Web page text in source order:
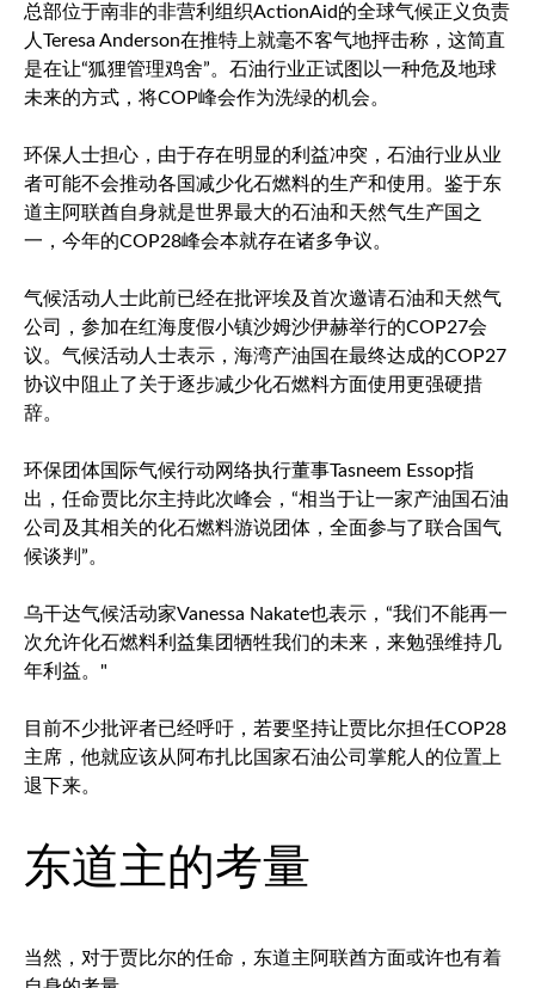
总部位于南非的非营利组织ActionAid的全球气候正义负责
人Teresa Anderson在推特上就毫不客气地抨击称，这简直
是在让“狐狸管理鸡舍”。石油行业正试图以一种危及地球
未来的方式，将COP峰会作为洗绿的机会。
环保人士担心，由于存在明显的利益冲突，石油行业从业
者可能不会推动各国减少化石燃料的生产和使用。鉴于东
道主阿联酋自身就是世界最大的石油和天然气生产国之
一，今年的COP28峰会本就存在诸多争议。
气候活动人士此前已经在批评埃及首次邀请石油和天然气
公司，参加在红海度假小镇沙姆沙伊赫举行的COP27会
议。气候活动人士表示，海湾产油国在最终达成的COP27
协议中阻止了关于逐步减少化石燃料方面使用更强硬措
辞。
环保团体国际气候行动网络执行董事Tasneem Essop指
出，任命贾比尔主持此次峰会，“相当于让一家产油国石油
公司及其相关的化石燃料游说团体，全面参与了联合国气
候谈判”。
乌干达气候活动家Vanessa Nakate也表示，“我们不能再一
次允许化石燃料利益集团牺牲我们的未来，来勉强维持几
年利益。"
目前不少批评者已经呼吁，若要坚持让贾比尔担任COP28
主席，他就应该从阿布扎比国家石油公司掌舵人的位置上
退下来。
东道主的考量
当然，对于贾比尔的任命，东道主阿联酋方面或许也有着